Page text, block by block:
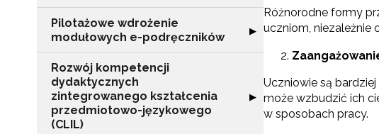
Pilotażowe wdrożenie
modułowych e-podręczników
Rozwiń sekcję "Pilotażowe
▶
Rozwój kompetencji
dydaktycznych
zintegrowanego kształcenia
przedmiotowo-językowego
(CLIL)
Rozwiń sekcję "Rozwój
▶
Różnorodne formy
uczniom, niezależnie
Uczniowie są
może wzbudzić ich
w sposobach pracy.